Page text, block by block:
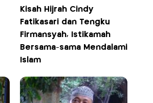
Kisah Hijrah Cindy
Fatikasari dan Tengku
Firmansyah, Istikamah
Bersama-sama Mendalami
Islam